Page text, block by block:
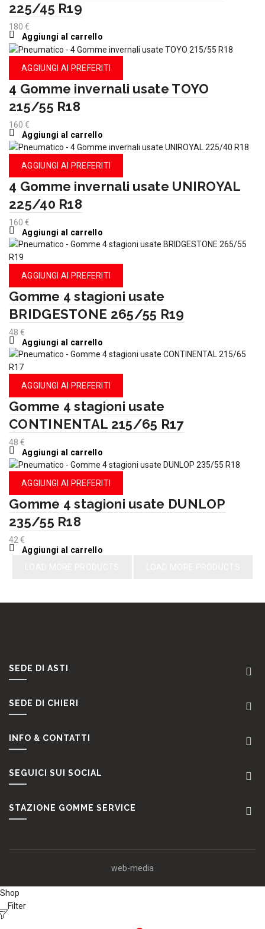
225/45 R19
180 €
Aggiungi al carrello
AGGIUNGI AI PREFERITI
4 Gomme invernali usate TOYO
215/55 R18
160 €
Aggiungi al carrello
AGGIUNGI AI PREFERITI
4 Gomme invernali usate UNIROYAL
225/40 R18
160 €
Aggiungi al carrello
AGGIUNGI AI PREFERITI
Gomme 4 stagioni usate
BRIDGESTONE 265/55 R19
48 €
Aggiungi al carrello
AGGIUNGI AI PREFERITI
Gomme 4 stagioni usate
CONTINENTAL 215/65 R17
48 €
Aggiungi al carrello
AGGIUNGI AI PREFERITI
Gomme 4 stagioni usate DUNLOP
235/55 R18
42 €
Aggiungi al carrello
SEDE DI ASTI
SEDE DI CHIERI
INFO & CONTATTI
SEGUICI SUI SOCIAL
STAZIONE GOMME SERVICE
web-media
Shop
Filter